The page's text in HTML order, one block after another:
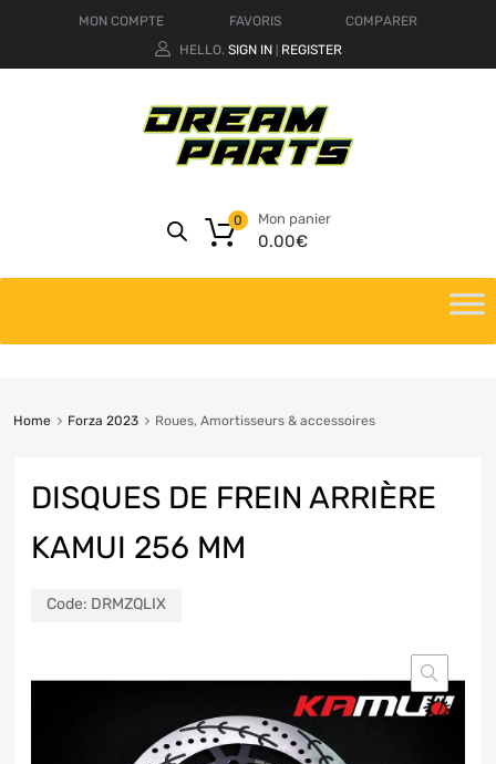
MON COMPTE FAVORIS
COMPARER
HELLO. SIGN IN REGISTER
Mon panier
0.00€
0
Home Forza 2023 Roues, Amortisseurs & accessoires
DISQUES DE FREIN ARRIÈRE
KAMUI 256 MM
Code: DRMZQLIX